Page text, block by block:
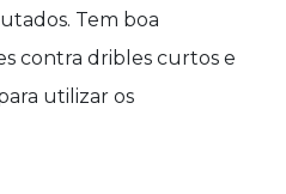
Tem boa
contra dribles curtos e
utilizar os